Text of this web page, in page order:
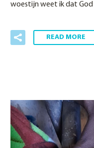
woestijn weet ik dat God
READ MORE